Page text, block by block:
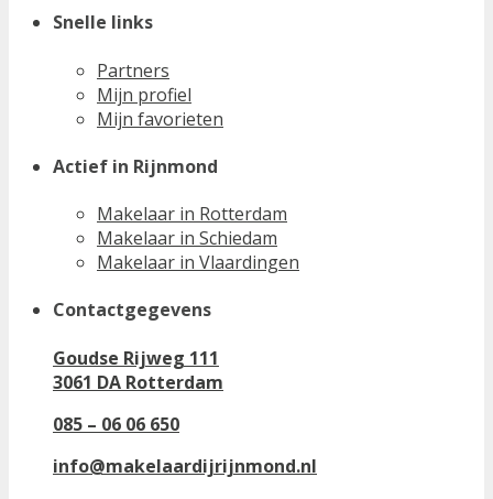
Snelle links
Partners
Mijn profiel
Mijn favorieten
Actief in Rijnmond
Makelaar in Rotterdam
Makelaar in Schiedam
Makelaar in Vlaardingen
Contactgegevens
Goudse Rijweg 111
3061 DA Rotterdam
085 – 06 06 650
info@makelaardijrijnmond.nl